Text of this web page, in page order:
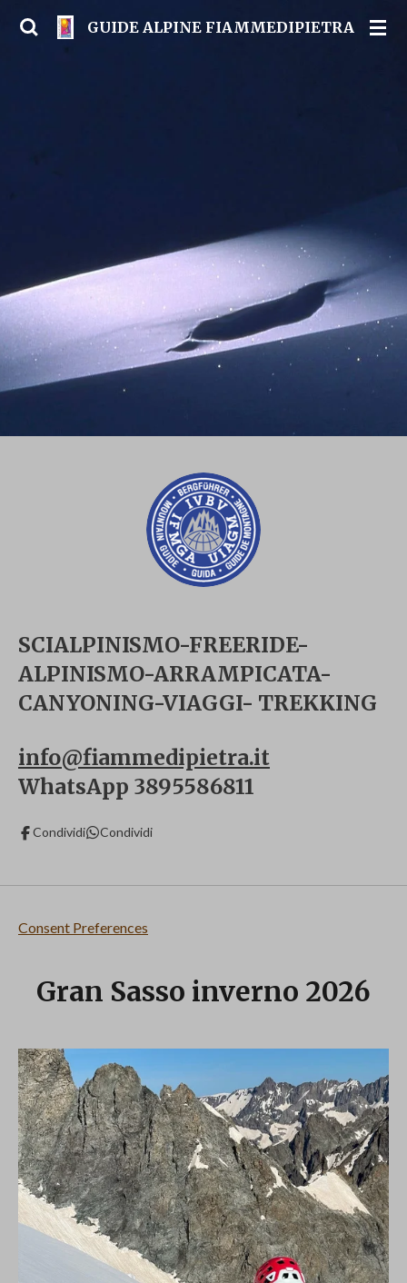
Vai
GUIDE ALPINE FIAMMEDIPIETRA
SCIALPINISMO-FREERIDE-
ALPINISMO-ARRAMPICATA-
CANYONING-VIAGGI- TREKKING
info@fiammedipietra.it
WhatsApp 3895586811
Condividi Condividi
Consent Preferences
Gran Sasso inverno 2026